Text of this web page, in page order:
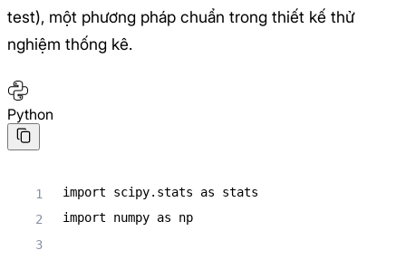
test), một phương pháp chuẩn trong thiết kế thử
nghiệm thống kê.
Python
import scipy. stats as
import numpy as np